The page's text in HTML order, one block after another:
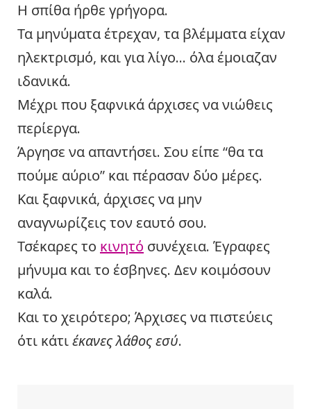
Η σπίθα ήρθε γρήγορα.
Τα μηνύματα έτρεχαν, τα βλέμματα είχαν
ηλεκτρισμό, και για λίγο… όλα έμοιαζαν
ιδανικά.
Μέχρι που ξαφνικά άρχισες να νιώθεις
περίεργα.
Άργησε να απαντήσει. Σου είπε “θα τα
πούμε αύριο” και πέρασαν δύο μέρες.
Και ξαφνικά, άρχισες να μην
αναγνωρίζεις τον εαυτό σου.
Τσέκαρες το κινητό συνέχεια. Έγραφες
μήνυμα και το έσβηνες. Δεν κοιμόσουν
καλά.
Και το χειρότερο; Άρχισες να πιστεύεις
ότι κάτιέκανες λάθος εσύ.